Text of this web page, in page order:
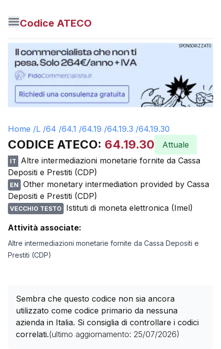
Codice ATECO
SPONSORIZZATO
Home /L /64 /64.1 /64.19 /64.19.3 /64.19.30
CODICE ATECO: 64.19.30 Attuale
IT
Altre intermediazioni monetarie fornite da Cassa
Depositi e Prestiti (CDP)
EN
Other monetary intermediation provided by Cassa
Depositi e Prestiti (CDP)
VECCHIO TESTO
Istituti di moneta elettronica (Imel)
Attività associate:
Altre intermediazioni monetarie fornite da Cassa Depositi e
Prestiti (CDP)
Sembra che questo codice non sia ancora
utilizzato come codice primario da nessuna
azienda in Italia. Si consiglia di controllare i codici
correlati.(ultimo aggiornamento: 25/07/2026)